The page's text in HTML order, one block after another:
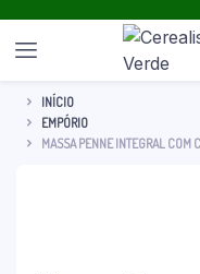
INÍCIO
EMPÓRIO
MASSA PENNE INTEGRAL COM